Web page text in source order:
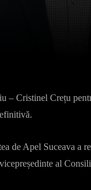
– Cristinel Crețu
de Apel Suceava a
al